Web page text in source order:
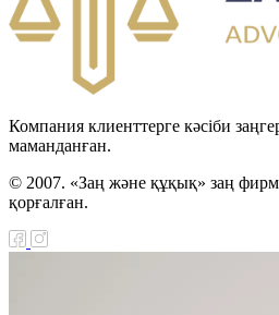
Компания клиенттерге кәсіби
маманданған.
© 2007. «Заң және құқық» заң
қорғалған.